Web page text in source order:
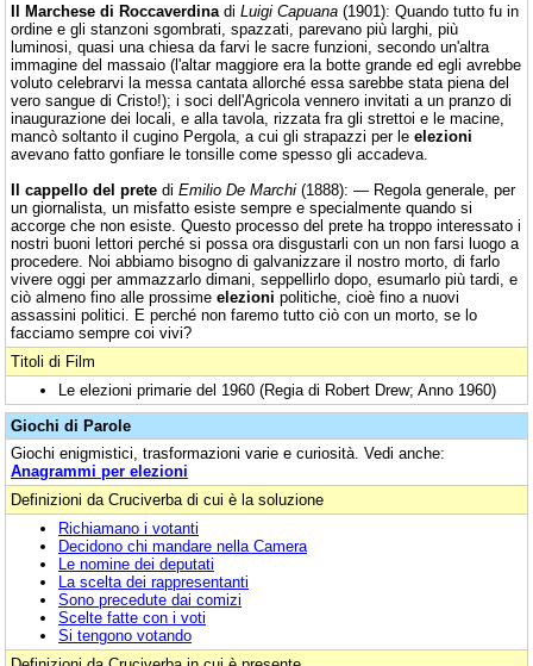
Il Marchese di Roccaverdina di Luigi Capuana (1901): Quando tutto fu in
ordine e gli stanzoni sgombrati, spazzati, parevano più larghi, più
luminosi, quasi una chiesa da farvi le sacre funzioni, secondo un'altra
immagine del massaio (l'altar maggiore era la botte grande ed egli avrebbe
voluto celebrarvi la messa cantata allorché essa sarebbe stata piena del
vero sangue di Cristo!); i soci dell'Agricola vennero invitati a un pranzo di
inaugurazione dei locali, e alla tavola, rizzata fra gli strettoi e le macine,
mancò soltanto il cugino Pergola, a cui gli strapazzi per le elezioni
avevano fatto gonfiare le tonsille come spesso gli accadeva.
Il cappello del prete di Emilio De Marchi (1888): — Regola generale, per
un giornalista, un misfatto esiste sempre e specialmente quando si
accorge che non esiste. Questo processo del prete ha troppo interessato i
nostri buoni lettori perché si possa ora disgustarli con un non farsi luogo a
procedere. Noi abbiamo bisogno di galvanizzare il nostro morto, di farlo
vivere oggi per ammazzarlo dimani, seppellirlo dopo, esumarlo più tardi, e
ciò almeno fino alle prossime elezioni politiche, cioè fino a nuovi
assassini politici. E perché non faremo tutto ciò con un morto, se lo
facciamo sempre coi vivi?
Titoli di Film
Le elezioni primarie del 1960 (Regia di Robert Drew; Anno 1960)
Giochi di Parole
Giochi enigmistici, trasformazioni varie e curiosità. Vedi anche:
Anagrammi per elezioni
Definizioni da Cruciverba di cui è la soluzione
Richiamano i votanti
Decidono chi mandare nella Camera
Le nomine dei deputati
La scelta dei rappresentanti
Sono precedute dai comizi
Scelte fatte con i voti
Si tengono votando